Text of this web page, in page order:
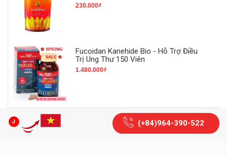
230.000₫
Fucoidan Kanehide Bio - Hỗ Trợ Điều
Trị Ung Thư 150 Viên
1.480.000₫
(+84)964-390-522